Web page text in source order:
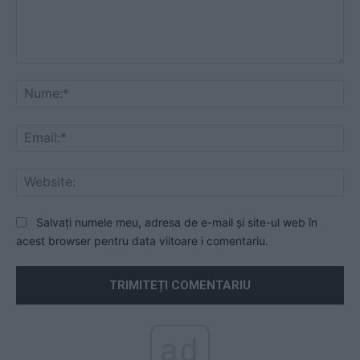
Salvați numele meu, adresa de e-mail și site-ul web în
acest browser pentru data viitoare i comentariu.